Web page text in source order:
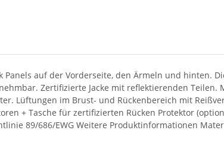
auf der Vorderseite, den Ärmeln und hinten.
Zertifizierte Jacke mit reflektierenden Teilen.
Lüftungen im Brust- und Rückenbereich mit
+ Tasche für zertifizierten Rücken Protektor
89/686/EWG Weitere Produktinformationen